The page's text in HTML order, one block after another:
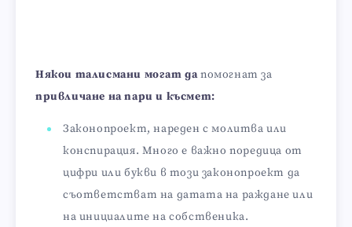
Някои талисмани могат дапомогнат за
привличане на пари и късмет:
Законопроект, нареден с молитва или
конспирация. Много е важно поредица от
цифри или букви в този законопроект да
съответстват на датата на раждане или
на инициалите на собственика.